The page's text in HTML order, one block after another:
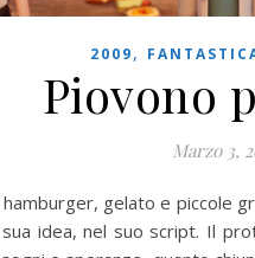
2009,
Piovono
Marzo 3,
gelato e piccole
idea, nel suo script. Il